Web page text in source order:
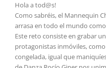
Hola a tod@s!
Como sabréis, el Mannequin
arrasa en todo el mundo
Este reto consiste en grabar
protagonistas inmóviles,
congelada, igual que